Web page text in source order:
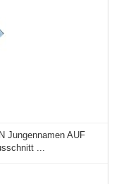
Jungennamen AUF
...